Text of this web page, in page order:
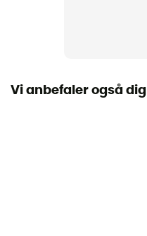
Antal rum
Vi anbefaler også dig